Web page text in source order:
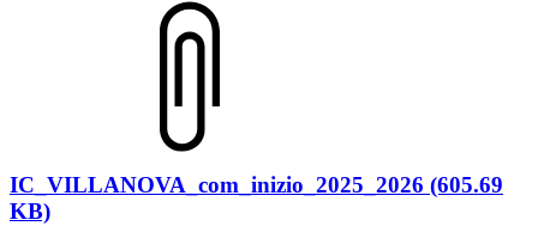
IC_VILLANOVA_com_inizio_2025_2026 (605.69
KB)